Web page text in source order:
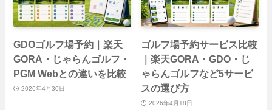
GDOゴルフ場予約｜楽天
GORA・じゃらんゴルフ・
PGM Webとの違いを比較
2026年4月30日
ゴルフ場予約サービス比較
｜楽天GORA・GDO・じ
ゃらんゴルフなど5サービ
スの選び方
2026年4月18日